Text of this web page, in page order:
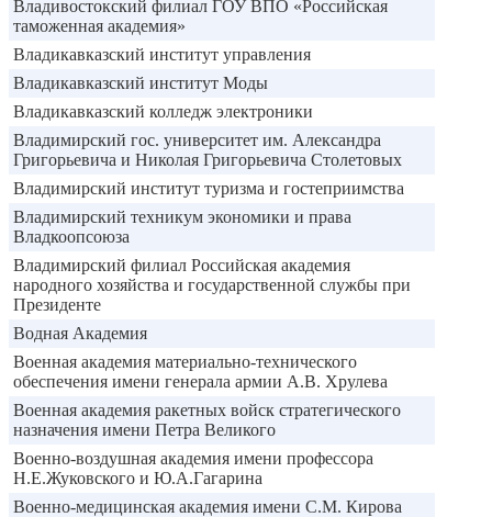
Владивостокский филиал ГОУ ВПО «Российская
таможенная академия»
Владикавказский институт управления
Владикавказский институт Моды
Владикавказский колледж электроники
Владимирский гос. университет им. Александра
Григорьевича и Николая Григорьевича Столетовых
Владимирский институт туризма и гостеприимства
Владимирский техникум экономики и права
Владкоопсоюза
Владимирский филиал Российская академия
народного хозяйства и государственной службы при
Президенте
Водная Академия
Военная академия материально-технического
обеспечения имени генерала армии А.В. Хрулева
Военная академия ракетных войск стратегического
назначения имени Петра Великого
Военно-воздушная академия имени профессора
Н.Е.Жуковского и Ю.А.Гагарина
Военно-медицинская академия имени С.М. Кирова